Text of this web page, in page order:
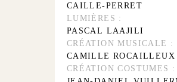
CAILLE-PERRET
LUMIÈRES :
PASCAL LAAJILI
CRÉATION MUSICALE :
CAMILLE ROCAILLEUX
CRÉATION COSTUMES :